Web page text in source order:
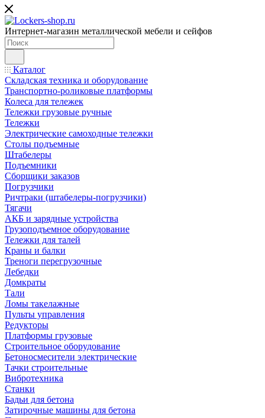
Интернет-магазин металлической мебели и сейфов
Каталог
Складская техника и оборудование
Транспортно-роликовые платформы
Колеса для тележек
Тележки грузовые ручные
Тележки
Электрические самоходные тележки
Столы подъемные
Штабелеры
Подъемники
Сборщики заказов
Погрузчики
Ричтраки (штабелеры-погрузчики)
Тягачи
АКБ и зарядные устройства
Грузоподъемное оборудование
Тележки для талей
Краны и балки
Треноги перегрузочные
Лебедки
Домкраты
Тали
Ломы такелажные
Пульты управления
Редукторы
Платформы грузовые
Строительное оборудование
Бетоносмесители электрические
Тачки строительные
Вибротехника
Станки
Бадьи для бетона
Затирочные машины для бетона